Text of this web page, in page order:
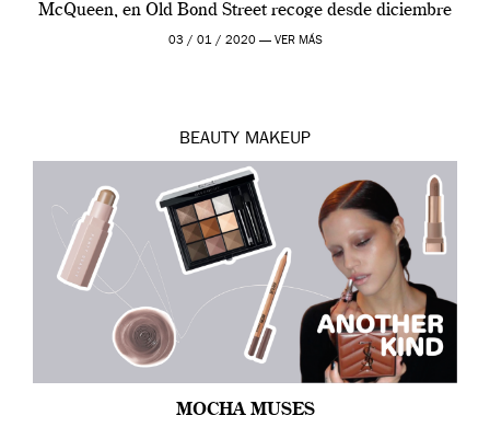
McQueen, en Old Bond Street recoge desde diciembre
de 2019 hasta final de abril […]
03 / 01 / 2020 — VER MÁS
BEAUTY MAKEUP
MOCHA MUSES